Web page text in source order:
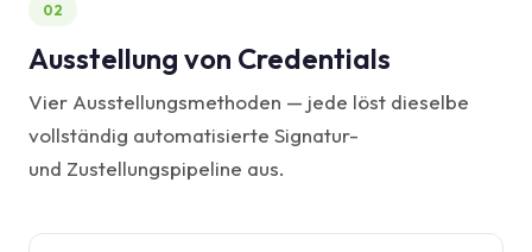
02
Ausstellung von Credentials
Vier Ausstellungsmethoden — jede löst dieselbe
vollständig automatisierte Signatur-
und Zustellungspipeline aus.